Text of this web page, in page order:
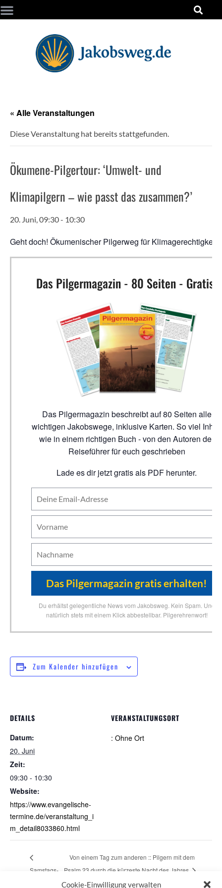
Cookie-Einwilligung verwalten
« Alle Veranstaltungen
Diese Veranstaltung hat bereits stattgefunden.
Ökumene-Pilgertour: ‘Umwelt- und
Klimapilgern – wie passt das zusammen?’
20. Juni, 09:30- 10:30
Geht doch! Ökumenischer Pilgerweg für Klimagerechtigkeit
Das Pilgermagazin - 80 Seiten - Gratis!
Das Pilgermagazin beschreibt auf 80 Seiten alle
wichtigen Jakobswege, inklusive Karten. So viel Inhalt
wie in einem richtigen Buch - von den Autoren der
Reiseführer für euch geschrieben
Lade es dir jetzt gratis als PDF herunter.
Du erhältst gelegentliche News vom Jakobsweg. Kein Spam. Und
natürlich stets mit einem Klick abbestellbar. Pilgerehrenwort!
Zum Kalender hinzufügen
DETAILS
Datum:
20. Juni
Zeit:
09:30 - 10:30
Website:
https://www.evangelische-
termine.de/veranstaltung_i
m_detail8033860.html
VERANSTALTUNGSORT
: Ohne Ort
Samstags-
Von einem Tag zum anderen :: Pilgern mit dem
Psalm 23 durch die kürzeste Nacht des Jahres